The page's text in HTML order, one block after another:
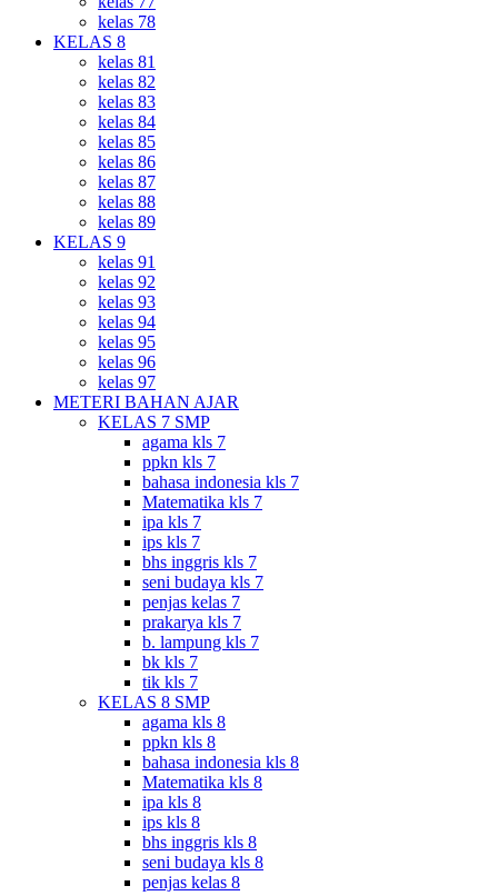
kelas 78
KELAS 8
kelas 81
kelas 82
kelas 83
kelas 84
kelas 85
kelas 86
kelas 87
kelas 88
kelas 89
KELAS 9
kelas 91
kelas 92
kelas 93
kelas 94
kelas 95
kelas 96
kelas 97
METERI BAHAN AJAR
KELAS 7 SMP
agama kls 7
ppkn kls 7
bahasa indonesia kls 7
Matematika kls 7
ipa kls 7
ips kls 7
bhs inggris kls 7
seni budaya kls 7
penjas kelas 7
prakarya kls 7
b. lampung kls 7
bk kls 7
tik kls 7
KELAS 8 SMP
agama kls 8
ppkn kls 8
bahasa indonesia kls 8
Matematika kls 8
ipa kls 8
ips kls 8
bhs inggris kls 8
seni budaya kls 8
penjas kelas 8